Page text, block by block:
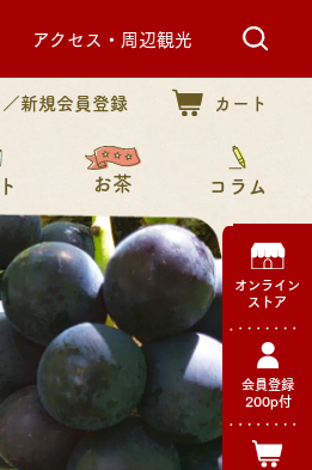
アクセス・周辺観光
／新規会員登録 カート
お茶 コラム
オンライン
ストア
会員登録
200p付